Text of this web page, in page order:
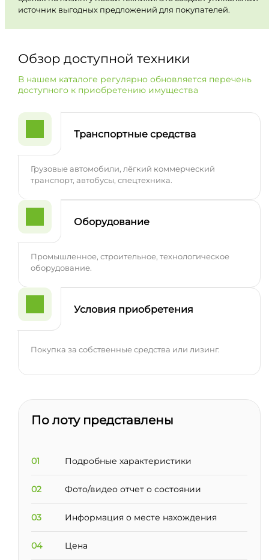
источник выгодных предложений для покупателей.
Обзор доступной техники
В нашем каталоге регулярно обновляется перечень
доступного к приобретению имущества
Транспортные средства
Грузовые автомобили, лёгкий коммерческий
транспорт, автобусы, спецтехника.
Оборудование
Промышленное, строительное, технологическое
оборудование.
Условия приобретения
Покупка за собственные средства или лизинг.
По лоту представлены
01 Подробные характеристики
02 Фото/видео отчет о состоянии
03 Информация о месте нахождения
04 Цена